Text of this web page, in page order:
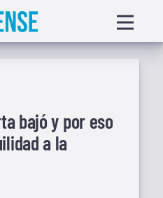
menu
bajó y por eso
a la